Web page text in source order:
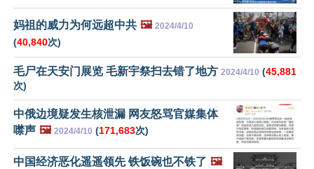
妈祖的威力为何远超中共 🖼️ 2024/4/10
(40,840次)
毛尸在天安门展览 毛新宇祭扫去错了地方 2024/4/10 (45,881
次)
中俄边境疑发生核泄漏 网友怒骂官媒集体
噤声 🖼️ 2024/4/10 (171,683次)
中国经济恶化遥遥领先 铁饭碗也不铁了 🖼️